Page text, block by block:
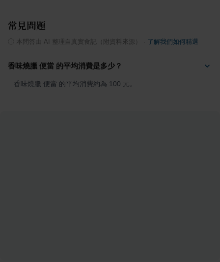
常見問題
本問答由 AI 整理自真實食記（附資料來源） 了解我們如何精選
香味燒臘 便當 的平均消費是多少？
香味燒臘 便當 的平均消費約為 100 元。